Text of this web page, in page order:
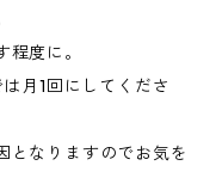
度に。
月1回にしてくださ
なりますのでお気を